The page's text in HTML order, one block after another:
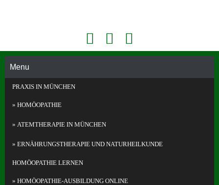
Akademie Für Homöopathie Und Face Reading In München
Face
book
Konta
kt
Face
ng
e in
hen
Telefo
Menu
PRAXIS IN MÜNCHEN
HOMÖOPATHIE
ATEMTHERAPIE IN MÜNCHEN
ERNÄHRUNGS­THERAPIE UND NATURHEILKUNDE
HOMÖOPATHIE LERNEN
HOMÖOPATHIE-AUSBILDUNG ONLINE